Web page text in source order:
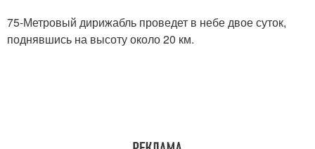
75-Метровый дирижабль проведет в небе двое суток,
поднявшись на высоту около 20 км.